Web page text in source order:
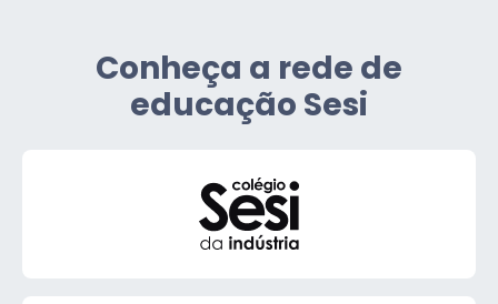
Conheça a rede de
educação Sesi